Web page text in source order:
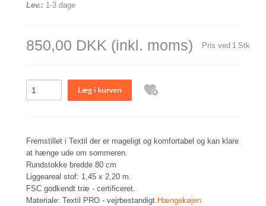
Lev.: 1-3 dage
850,00 DKK (inkl. moms) Pris ved 1 Stk
Fremstillet i Textil der er mageligt og komfortabel og kan klare
at hænge ude om sommeren.
Rundstokke bredde 80 cm
Liggeareal stof: 1,45 x 2,20 m.
FSC godkendt træ - certificeret.
Materiale: Textil PRO - vejrbestandigt. Hængekøjen